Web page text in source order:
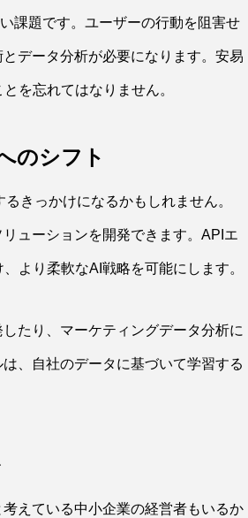
課題です。ユーザーの行動を阻害せ
データ分析が必要になります。安易
を忘れてはなりません。
のシフト
きっかけになるかもしれません。
ューションを開発できます。APIエ
より柔軟なAI戦略を可能にします。
たり、マーケティングデータ分析に
、自社のデータに基づいて学習する
えている中小企業の経営者もいるか